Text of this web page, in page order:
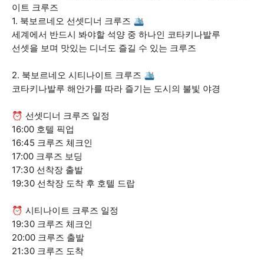
이트 크루즈
1. 북보르네오 선셋디너 크루즈 🛳️
세계에서 반드시 봐야할 석양 중 하나인 코타키나발루
선셋을 보며 맛있는 디너도 즐길 수 있는 크루즈
2. 북보르네오 시티나이트 크루즈 🛳️
코타키나발루 해안가를 따라 즐기는 도시의 불빛 야경
⏰ 선셋디너 크루즈 일정
16:00 호텔 픽업
16:45 크루즈 체크인
17:00 크루즈 보딩
17:30 선착장 출발
19:30 선착장 도착 후 호텔 드랍
⏰ 시티나이트 크루즈 일정
19:30 크루즈 체크인
20:00 크루즈 출발
21:30 크루즈 도착